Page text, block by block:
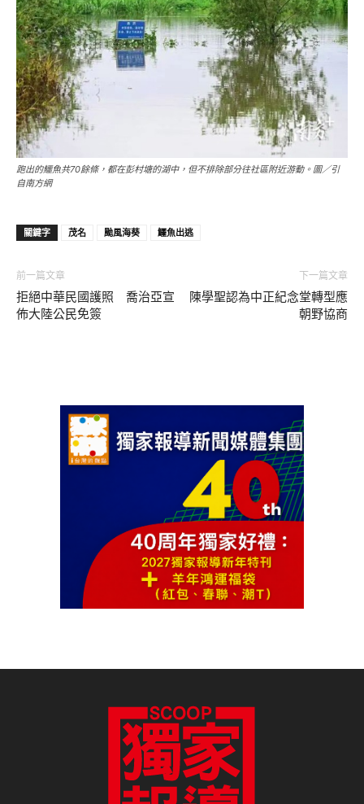
跑出的鱷魚共70餘條，都在彭村塘的湖中，但不排除部分往社區附近游動。圖／引
自南方網
關鍵字 茂名 颱風海葵 鱷魚出逃
前一篇文章
拒絕中華民國護照 喬治亞宣
佈大陸公民免簽
下一篇文章
陳學聖認為中正紀念堂轉型應
朝野協商